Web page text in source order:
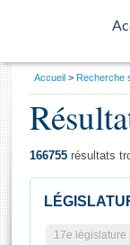
Vous
Accueil Recherche
166755 résultats
17e législature